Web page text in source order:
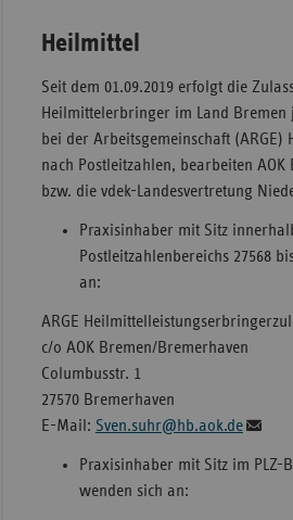
Heilmittel
Seit dem 01.09.2019 erfolgt die
Heilmittelerbringer im Land Bremen
bei der Arbeitsgemeinschaft
nach Postleitzahlen, bearbeiten
bzw. die vdek-Landesvertretung
Praxisinhaber mit Sitz
Postleitzahlenbereichs 27568
an:
ARGE
c/o AOK Bremen/Bremerhaven
Columbusstr. 1
27570 Bremerhaven
E-Mail: Sven.suhr@hb.aok.de
Praxisinhaber mit Sitz im PLZ-
wenden sich an: